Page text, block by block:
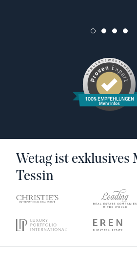
100% EMPFEHLUNGEN
Mehr Infos
Wetag ist
Tessin